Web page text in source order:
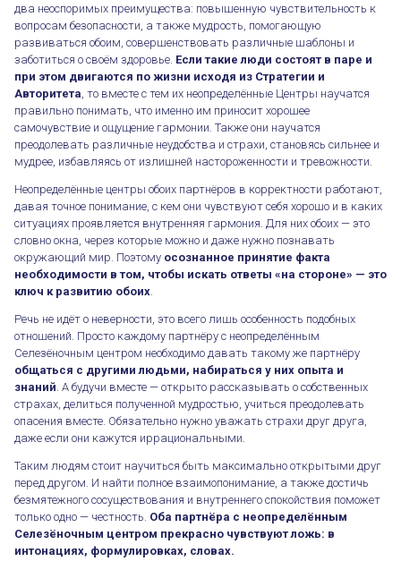
два неоспоримых преимущества: повышенную чувствительность к
вопросам безопасности, а также мудрость, помогающую
развиваться обоим, совершенствовать различные шаблоны и
заботиться о своём здоровье. Если такие люди состоят в паре и
при этом двигаются по жизни исходя из Стратегии и
Авторитета , то вместе с тем их неопределённые Центры научатся
правильно понимать, что именно им приносит хорошее
самочувствие и ощущение гармонии. Также они научатся
преодолевать различные неудобства и страхи, становясь сильнее и
мудрее, избавляясь от излишней настороженности и тревожности.
Неопределённые центры обоих партнёров в корректности работают,
давая точное понимание, с кем они чувствуют себя хорошо и в каких
ситуациях проявляется внутренняя гармония. Для них обоих — это
словно окна, через которые можно и даже нужно познавать
окружающий мир. Поэтому осознанное принятие факта
необходимости в том, чтобы искать ответы «на стороне» — это
ключ к развитию обоих
Речь не идёт о неверности, это всего лишь особенность подобных
отношений. Просто каждому партнёру с неопределённым
Селезёночным центром необходимо давать такому же партнёру
общаться с другими людьми, набираться у них опыта и
знаний . А будучи вместе — открыто рассказывать о собственных
страхах, делиться полученной мудростью, учиться преодолевать
опасения вместе. Обязательно нужно уважать страхи друг друга,
даже если они кажутся иррациональными.
Таким людям стоит научиться быть максимально открытыми друг
перед другом. И найти полное взаимопонимание, а также достичь
безмятежного сосуществования и внутреннего спокойствия поможет
только одно — честность. Оба партнёра с неопределённым
Селезёночным центром прекрасно чувствуют ложь: в
интонациях, формулировках, словах.